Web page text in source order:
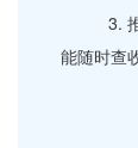
3. 推出
能随时查